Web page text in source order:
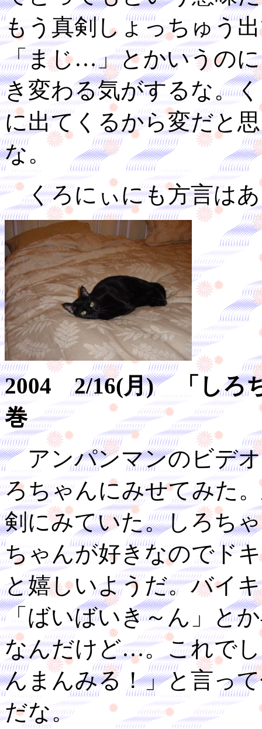
もう真剣しょっちゅう
「まじ…」とかいうの
き変わる気がするな。
に出てくるから変だと
な。
くろにぃにも方言はあ
2004 2/16(月) 「しろ
巻
アンパンマンのビデオ
ろちゃんにみせてみた
剣にみていた。しろち
ちゃんが好きなのでド
と嬉しいようだ。バイ
「ばいばいき～ん」と
なんだけど…。これで
んまんみる！」と言っ
だな。